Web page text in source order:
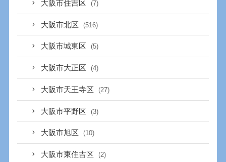
大阪市住吉区 (7)
大阪市北区 (516)
大阪市城東区 (5)
大阪市大正区 (4)
大阪市天王寺区 (27)
大阪市平野区 (3)
大阪市旭区 (10)
大阪市東住吉区 (2)